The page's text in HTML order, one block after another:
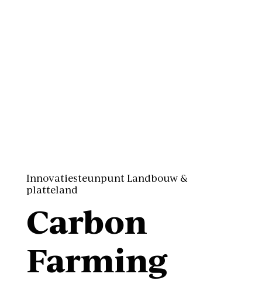
Innovatiesteunpunt Landbouw &
platteland
Carbon
Farming